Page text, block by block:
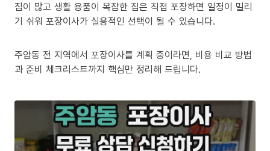
짐이 많고 생활 용품이 복잡한 집은 직접 포장하면 일정이 밀리
기 쉬워 포장이사가 실용적인 선택이 될 수 있습니다.
주암동 전 지역에서 포장이사를 계획 중이라면, 비용 비교 방법
과 준비 체크리스트까지 핵심만 정리해 드립니다.